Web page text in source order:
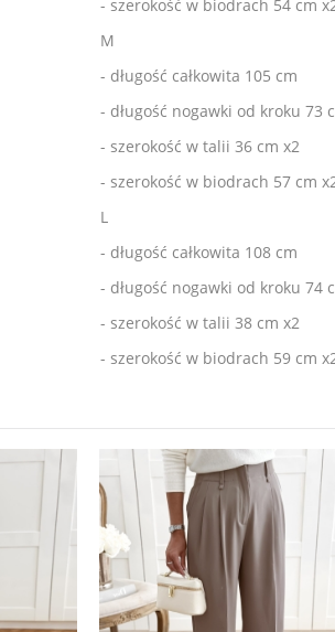
- szerokość w biodrach 54 cm
M
- długość całkowita 105 cm
- długość nogawki od kroku 73
- szerokość w talii 36 cm x2
- szerokość w biodrach 57 cm
L
- długość całkowita 108 cm
- długość nogawki od kroku 74
- szerokość w talii 38 cm x2
- szerokość w biodrach 59 cm